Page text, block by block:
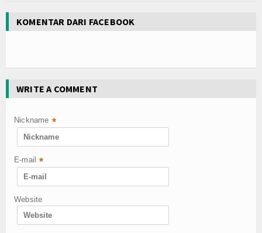
KOMENTAR DARI FACEBOOK
WRITE A COMMENT
Nickname *
E-mail *
Website